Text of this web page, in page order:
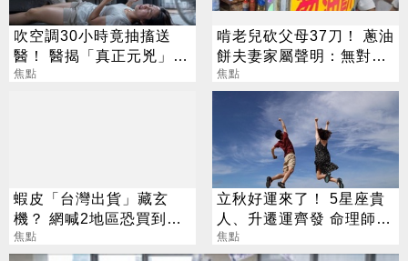
吹空調30小時竟抽搐送
醫！ 醫揭「真正元兇」：
不是冷氣
焦點
啃老兒砍父母37刀！ 蔥油
餅夫妻家屬聲明：無對外
募款
焦點
蝦皮「台灣出貨」藏玄
機？ 網喊2地區恐買到假
貨 專家揭真相
焦點
立秋好運來了！ 5星座貴
人、升遷運齊發 命理師：
把握黃金轉運期
焦點